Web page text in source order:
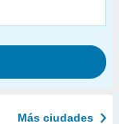
Más ciudades